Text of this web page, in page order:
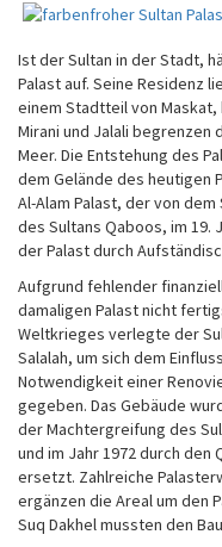
Ist der Sultan in der Stadt,
Palast auf. Seine Residenz
einem Stadtteil von
Mirani und Jalali begrenzen
Meer. Die Entstehung des
dem Gelände des heutigen
Al-Alam Palast, der von
des Sultans Qaboos, im
der Palast durch
Aufgrund fehlender
damaligen Palast nicht
Weltkrieges verlegte der
Salalah, um sich dem
Notwendigkeit einer
gegeben. Das Gebäude
der Machtergreifung des
und im Jahr 1972 durch den
ersetzt. Zahlreiche
ergänzen die Areal um den
Suq Dakhel mussten den